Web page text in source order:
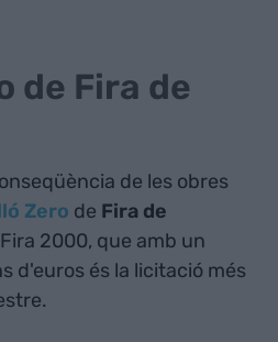
de Fira de
de les obres
Zero de Fira de
2000, que amb un
d'euros és la licitació més